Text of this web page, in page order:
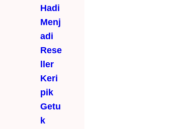
Hadi
Menj
adi
Rese
ller
Keri
pik
Getu
k